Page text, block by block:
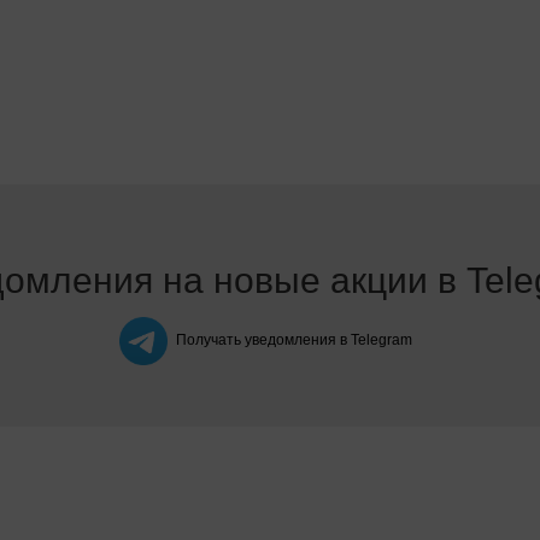
на новые акции в
Получать уведомления в Telegram